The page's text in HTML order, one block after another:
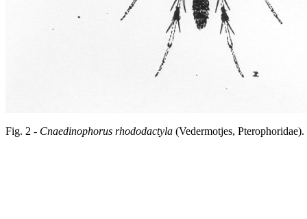
Fig. 2 - Cnaedinophorus rhododactyla (Vedermotjes, Pterophoridae).